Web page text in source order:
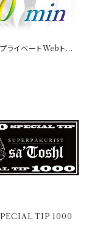
ライベートWebトー
TIP 1000